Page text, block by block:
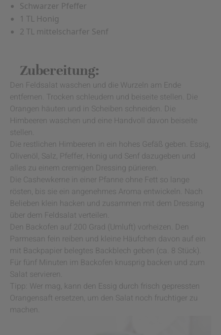
Schwarzer Pfeffer
1 TL Honig
2 TL mittelscharfer Senf
Zubereitung:
Den Feldsalat waschen und die Wurzeln am Ende
entfernen. Trocken schleudern und beiseite stellen. Die
Orangen häuten und in Scheiben schneiden. Die
Himbeeren waschen und eine Handvoll davon beiseite
stellen.
Die restlichen Himbeeren in ein hohes Gefäß geben. Essig,
Olivenöl, Salz, Pfeffer, Honig und Senf dazugeben und
alles zu einem cremigen Dressing pürieren.
Die Cashewkerne in einer Pfanne ohne Fett so lange
rösten, bis sie ein angenehmes Aroma entwickeln. Nach
Belieben klein hacken und zusammen mit dem Dressing
über dem Feldsalat verteilen.
Den Backofen auf 200 Grad (Umluft) vorheizen. Den
Parmesan fein reiben und kleine Häufchen davon auf ein
mit Backpapier belegtes Backblech geben (ca. 8 Stück).
Für fünf Minuten im Backofen knusprig backen und zum
Salat servieren.
Tipp: Wer mag, kann den Essig durch frisch gepressten
Orangensaft ersetzen, um den Salat noch fruchtiger zu
machen.